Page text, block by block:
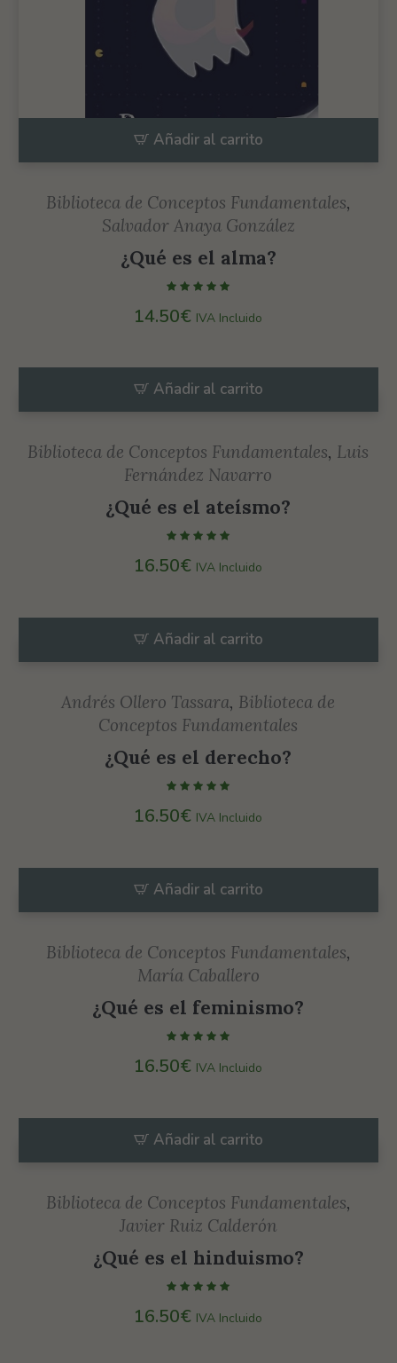
Añadir al carrito
Biblioteca de Conceptos Fundamentales,
Salvador Anaya González
¿Qué es el alma?
14.50€ IVA Incluido
Añadir al carrito
Biblioteca de Conceptos Fundamentales, Luis
Fernández Navarro
¿Qué es el ateísmo?
16.50€ IVA Incluido
Añadir al carrito
Andrés Ollero Tassara, Biblioteca de
Conceptos Fundamentales
¿Qué es el derecho?
16.50€ IVA Incluido
Añadir al carrito
Biblioteca de Conceptos Fundamentales,
María Caballero
¿Qué es el feminismo?
16.50€ IVA Incluido
Añadir al carrito
Biblioteca de Conceptos Fundamentales,
Javier Ruiz Calderón
¿Qué es el hinduismo?
16.50€ IVA Incluido